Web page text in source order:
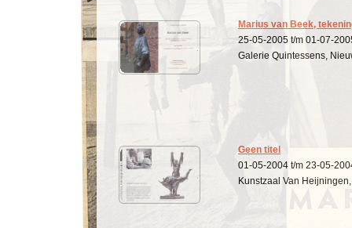
Marius van Beek,
25-05-2005 t/m 01-07-
Galerie Quintessens,
Geen titel
01-05-2004 t/m 23-05-
Kunstzaal Van